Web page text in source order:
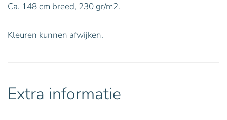
Ca. 148 cm breed, 230 gr/m2.
Kleuren kunnen afwijken.
Extra informatie